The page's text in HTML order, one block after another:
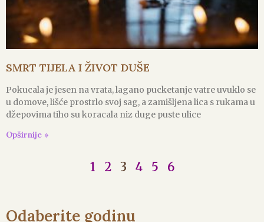
SMRT TIJELA I ŽIVOT DUŠE
Pokucala je jesen na vrata, lagano pucketanje vatre uvuklo se
u domove, lišće prostrlo svoj sag, a zamišljena lica s rukama u
džepovima tiho su koracala niz duge puste ulice
Opširnije »
1 2 3 4 5 6
Odaberite godinu